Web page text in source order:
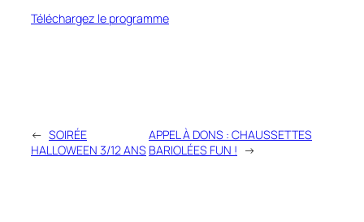
Téléchargez le programme
← SOIRÉE
HALLOWEEN 3/12 ANS
APPEL À DONS : CHAUSSETTES
BARIOLÉES FUN ! →